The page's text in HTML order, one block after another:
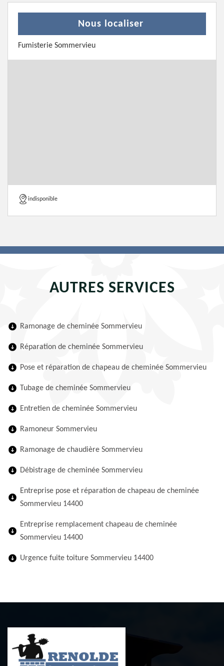
Nous localiser
Fumisterie Sommervieu
indisponible
AUTRES SERVICES
Ramonage de cheminée Sommervieu
Réparation de cheminée Sommervieu
Pose et réparation de chapeau de cheminée Sommervieu
Tubage de cheminée Sommervieu
Entretien de cheminée Sommervieu
Ramoneur Sommervieu
Ramonage de chaudière Sommervieu
Débistrage de cheminée Sommervieu
Entreprise pose et réparation de chapeau de cheminée
Sommervieu 14400
Entreprise remplacement chapeau de cheminée
Sommervieu 14400
Urgence fuite toiture Sommervieu 14400